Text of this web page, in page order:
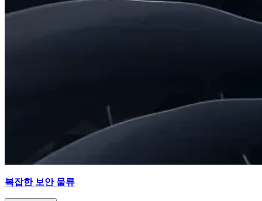
복잡한 보안 물류